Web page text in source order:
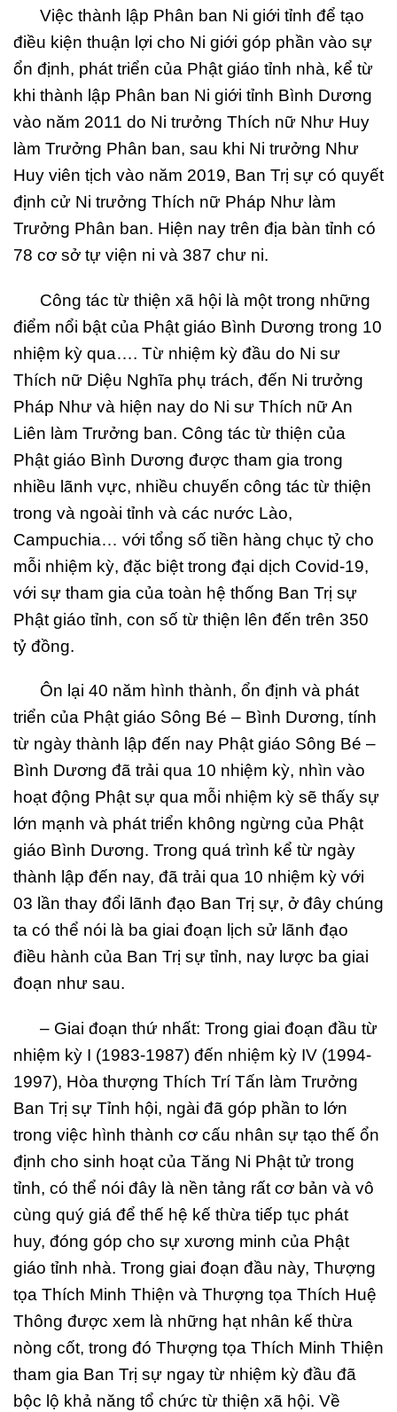
Việc thành lập Phân ban Ni giới tỉnh để tạo
điều kiện thuận lợi cho Ni giới góp phần vào sự
ổn định, phát triển của Phật giáo tỉnh nhà, kể từ
khi thành lập Phân ban Ni giới tỉnh Bình Dương
vào năm 2011 do Ni trưởng Thích nữ Như Huy
làm Trưởng Phân ban, sau khi Ni trưởng Như
Huy viên tịch vào năm 2019, Ban Trị sự có quyết
định cử Ni trưởng Thích nữ Pháp Như làm
Trưởng Phân ban. Hiện nay trên địa bàn tỉnh có
78 cơ sở tự viện ni và 387 chư ni.
Công tác từ thiện xã hội là một trong những
điểm nổi bật của Phật giáo Bình Dương trong 10
nhiệm kỳ qua…. Từ nhiệm kỳ đầu do Ni sư
Thích nữ Diệu Nghĩa phụ trách, đến Ni trưởng
Pháp Như và hiện nay do Ni sư Thích nữ An
Liên làm Trưởng ban. Công tác từ thiện của
Phật giáo Bình Dương được tham gia trong
nhiều lãnh vực, nhiều chuyến công tác từ thiện
trong và ngoài tỉnh và các nước Lào,
Campuchia… với tổng số tiền hàng chục tỷ cho
mỗi nhiệm kỳ, đặc biệt trong đại dịch Covid-19,
với sự tham gia của toàn hệ thống Ban Trị sự
Phật giáo tỉnh, con số từ thiện lên đến trên 350
tỷ đồng.
Ôn lại 40 năm hình thành, ổn định và phát
triển của Phật giáo Sông Bé – Bình Dương, tính
từ ngày thành lập đến nay Phật giáo Sông Bé –
Bình Dương đã trải qua 10 nhiệm kỳ, nhìn vào
hoạt động Phật sự qua mỗi nhiệm kỳ sẽ thấy sự
lớn mạnh và phát triển không ngừng của Phật
giáo Bình Dương. Trong quá trình kể từ ngày
thành lập đến nay, đã trải qua 10 nhiệm kỳ với
03 lần thay đổi lãnh đạo Ban Trị sự, ở đây chúng
ta có thể nói là ba giai đoạn lịch sử lãnh đạo
điều hành của Ban Trị sự tỉnh, nay lược ba giai
đoạn như sau.
– Giai đoạn thứ nhất: Trong giai đoạn đầu từ
nhiệm kỳ I (1983-1987) đến nhiệm kỳ IV (1994-
1997), Hòa thượng Thích Trí Tấn làm Trưởng
Ban Trị sự Tỉnh hội, ngài đã góp phần to lớn
trong việc hình thành cơ cấu nhân sự tạo thế ổn
định cho sinh hoạt của Tăng Ni Phật tử trong
tỉnh, có thể nói đây là nền tảng rất cơ bản và vô
cùng quý giá để thế hệ kế thừa tiếp tục phát
huy, đóng góp cho sự xương minh của Phật
giáo tỉnh nhà. Trong giai đoạn đầu này, Thượng
tọa Thích Minh Thiện và Thượng tọa Thích Huệ
Thông được xem là những hạt nhân kế thừa
nòng cốt, trong đó Thượng tọa Thích Minh Thiện
tham gia Ban Trị sự ngay từ nhiệm kỳ đầu đã
bộc lộ khả năng tổ chức từ thiện xã hội. Về